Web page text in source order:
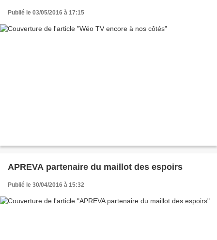
Publié le 03/05/2016 à 17:15
APREVA partenaire du maillot des espoirs
Publié le 30/04/2016 à 15:32